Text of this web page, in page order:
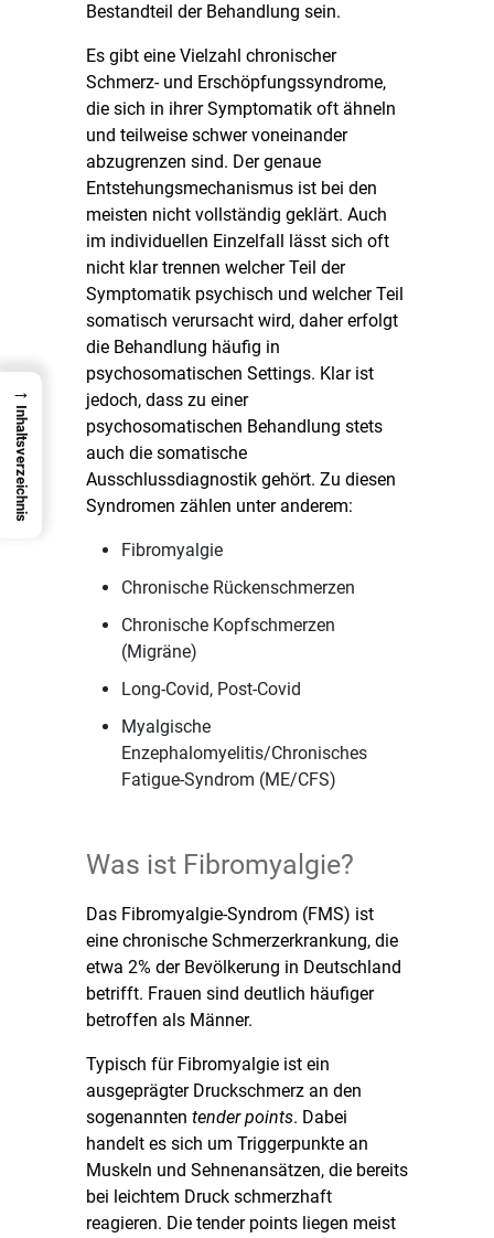
Bestandteil der Behandlung sein.
Es gibt eine Vielzahl chronischer
Schmerz- und Erschöpfungssyndrome,
die sich in ihrer Symptomatik oft ähneln
und teilweise schwer voneinander
abzugrenzen sind. Der genaue
Entstehungsmechanismus ist bei den
meisten nicht vollständig geklärt. Auch
im individuellen Einzelfall lässt sich oft
nicht klar trennen welcher Teil der
Symptomatik psychisch und welcher Teil
somatisch verursacht wird, daher erfolgt
die Behandlung häufig in
psychosomatischen Settings. Klar ist
jedoch, dass zu einer
psychosomatischen Behandlung stets
auch die somatische
Ausschlussdiagnostik gehört. Zu diesen
Syndromen zählen unter anderem:
Fibromyalgie
Chronische Rückenschmerzen
Chronische Kopfschmerzen
(Migräne)
Long-Covid, Post-Covid
Myalgische
Enzephalomyelitis/Chronisches
Fatigue-Syndrom (ME/CFS)
Was ist Fibromyalgie?
Das Fibromyalgie-Syndrom (FMS) ist
eine chronische Schmerzerkrankung, die
etwa 2% der Bevölkerung in Deutschland
betrifft. Frauen sind deutlich häufiger
betroffen als Männer.
Typisch für Fibromyalgie ist ein
ausgeprägter Druckschmerz an den
sogenannten tender points. Dabei
handelt es sich um Triggerpunkte an
Muskeln und Sehnenansätzen, die bereits
bei leichtem Druck schmerzhaft
reagieren. Die tender points liegen meist
→
Inhaltsverzeichnis